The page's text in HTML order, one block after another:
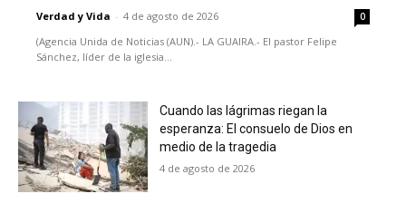
Verdad y Vida - 4 de agosto de 2026 0
(Agencia Unida de Noticias (AUN).- LA GUAIRA.- El pastor Felipe
Sánchez, líder de la iglesia...
Cuando las lágrimas riegan la
esperanza: El consuelo de Dios en
medio de la tragedia
4 de agosto de 2026